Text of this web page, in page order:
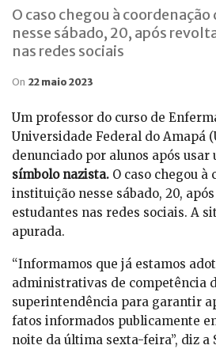
O caso chegou à
nesse sábado, 20, após
nas redes sociais
On 22 maio 2023
Um professor do curso de
Universidade Federal do Amapá
denunciado por alunos após usar
símbolo nazista. O caso chegou à
instituição nesse sábado, 20,
estudantes nas redes sociais. A
apurada.
“Informamos que já estamos
administrativas de competência
superintendência para garantir
fatos informados publicamente
noite da última sexta-feira”, diz a